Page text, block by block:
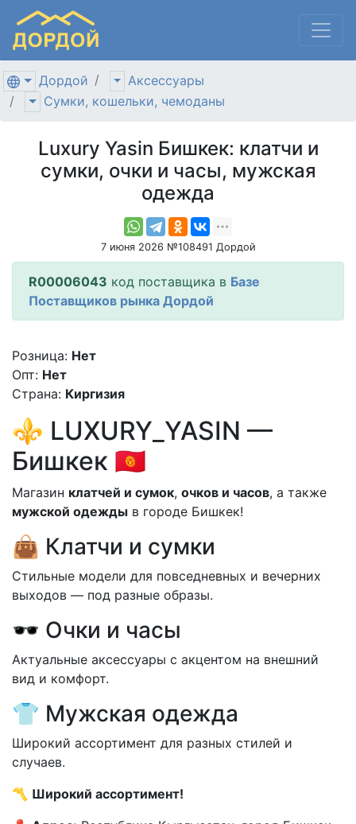
Дордой
Аксессуары
Сумки, кошельки, чемоданы
Luxury Yasin Бишкек: клатчи и
сумки, очки и часы, мужская
одежда
7 июня 2026 №108491 Дордой
R00006043 код поставщика в Базе
Поставщиков рынка Дордой
Розница: Нет
Опт: Нет
Страна: Киргизия
⚜️ LUXURY_YASIN —
Бишкек 🇰🇬
Магазин клатчей и сумок, очков и часов, а также
мужской одежды в городе Бишкек!
👜 Клатчи и сумки
Стильные модели для повседневных и вечерних
выходов — под разные образы.
🕶 Очки и часы
Актуальные аксессуары с акцентом на внешний
вид и комфорт.
👕 Мужская одежда
Широкий ассортимент для разных стилей и
случаев.
〽️ Широкий ассортимент!